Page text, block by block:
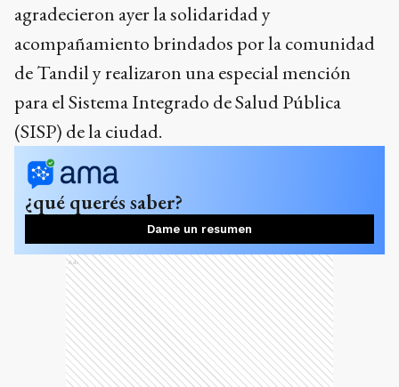
agradecieron ayer la solidaridad y
acompañamiento brindados por la comunidad
de Tandil y realizaron una especial mención
para el Sistema Integrado de Salud Pública
(SISP) de la ciudad.
¿qué querés saber?
Dame un resumen
Ads